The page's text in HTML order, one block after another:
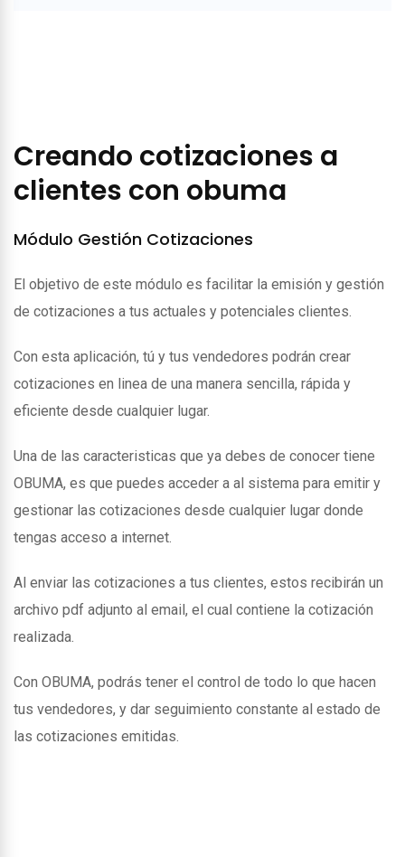
Creando cotizaciones a
clientes con obuma
Módulo Gestión Cotizaciones
El objetivo de este módulo es facilitar la emisión y gestión
de cotizaciones a tus actuales y potenciales clientes.
Con esta aplicación, tú y tus vendedores podrán crear
cotizaciones en linea de una manera sencilla, rápida y
eficiente desde cualquier lugar.
Una de las caracteristicas que ya debes de conocer tiene
OBUMA, es que puedes acceder a al sistema para emitir y
gestionar las cotizaciones desde cualquier lugar donde
tengas acceso a internet.
Al enviar las cotizaciones a tus clientes, estos recibirán un
archivo pdf adjunto al email, el cual contiene la cotización
realizada.
Con OBUMA, podrás tener el control de todo lo que hacen
tus vendedores, y dar seguimiento constante al estado de
las cotizaciones emitidas.